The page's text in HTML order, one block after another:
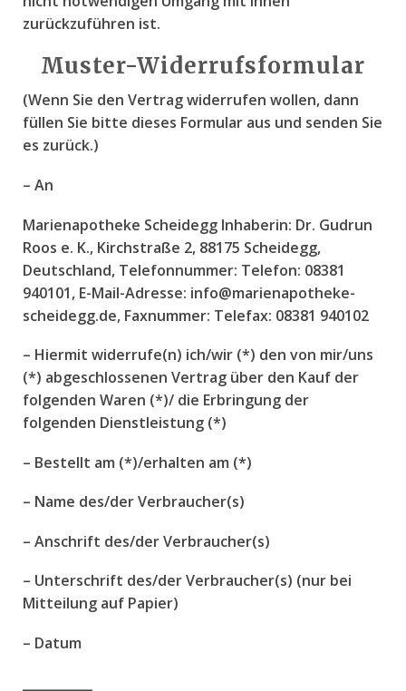
zurückzuführen ist.
Muster-Widerrufsformular
(Wenn Sie den Vertrag widerrufen wollen, dann
füllen Sie bitte dieses Formular aus und senden Sie
es zurück.)
– An
Marienapotheke Scheidegg Inhaberin: Dr. Gudrun
Roos e. K., Kirchstraße 2, 88175 Scheidegg,
Deutschland, Telefonnummer: Telefon: 08381
940101, E-Mail-Adresse: info@marienapotheke-
scheidegg.de, Faxnummer: Telefax: 08381 940102
– Hiermit widerrufe(n) ich/wir (*) den von mir/uns
(*) abgeschlossenen Vertrag über den Kauf der
folgenden Waren (*)/ die Erbringung der
folgenden Dienstleistung (*)
– Bestellt am (*)/erhalten am (*)
– Name des/der Verbraucher(s)
– Anschrift des/der Verbraucher(s)
– Unterschrift des/der Verbraucher(s) (nur bei
Mitteilung auf Papier)
– Datum